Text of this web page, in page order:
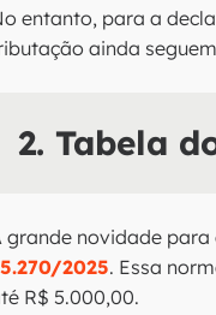
entanto, para a
ainda
2. Tabela
grande novidade
2025. Essa
R$ 5.000,00.